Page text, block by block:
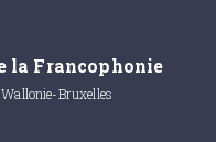
la Francophonie
Bruxelles